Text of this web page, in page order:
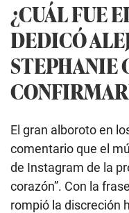
¿CUÁL FUE
DEDICÓ
STEPHANIE
El gran alboroto en
comentario que el
de Instagram de la
corazón”. Con la frase
rompió la discreción